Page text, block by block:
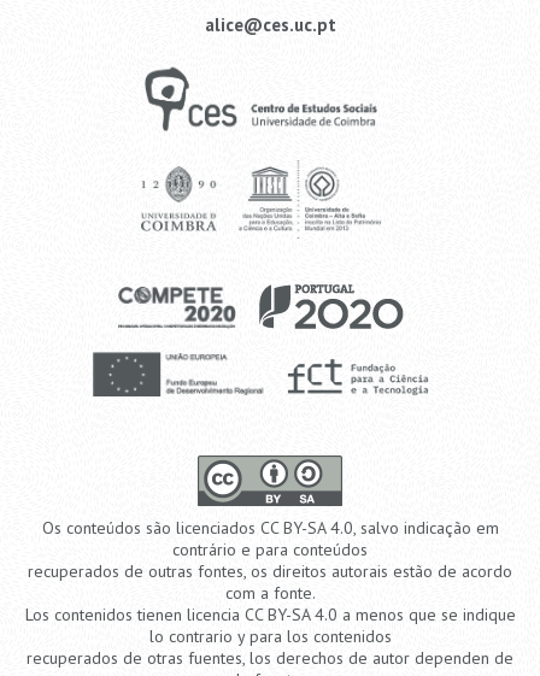
alice@ces.uc.pt
Os conteúdos são licenciados CC BY-SA 4.0, salvo indicação em
contrário e para conteúdos
recuperados de outras fontes, os direitos autorais estão de acordo
com a fonte.
Los contenidos tienen licencia CC BY-SA 4.0 a menos que se indique
lo contrario y para los contenidos
recuperados de otras fuentes, los derechos de autor dependen de